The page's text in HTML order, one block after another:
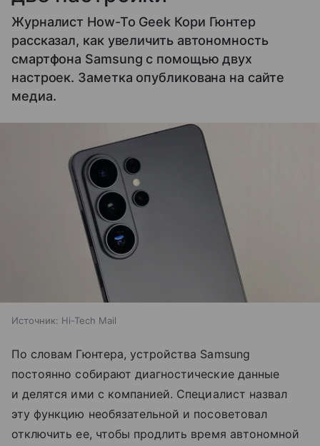
Журналист How-To Geek Кори Гюнтер
рассказал, как увеличить автономность
смартфона Samsung с помощью двух
настроек. Заметка опубликована на сайте
медиа.
Источник: Hi-Tech Mail
По словам Гюнтера, устройства Samsung
постоянно собирают диагностические данные
и делятся ими с компанией. Специалист назвал
эту функцию необязательной и посоветовал
отключить ее, чтобы продлить время автономной